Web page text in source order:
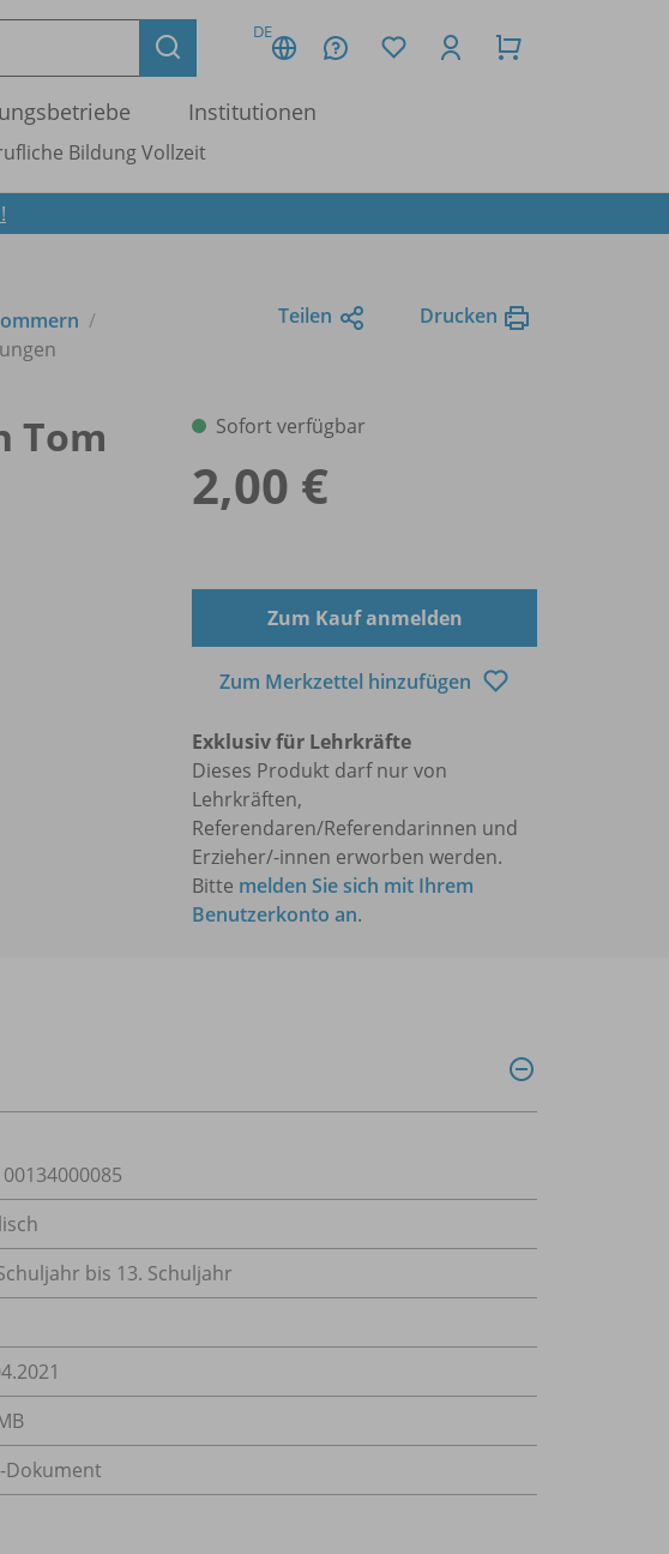
DE
Institutionen
Bildung Vollzeit
Teilen Drucken
Tom
Sofort verfügbar
2,00 €
Zum Kauf anmelden
Zum Merkzettel hinzufügen
Exklusiv für Lehrkräfte
Dieses Produkt darf nur von
Lehrkräften,
Referendaren/Referendarinnen und
Erzieher/-innen erworben werden.
Bitte melden Sie sich mit Ihrem
Benutzerkonto an.
bis 13. Schuljahr
Dokument